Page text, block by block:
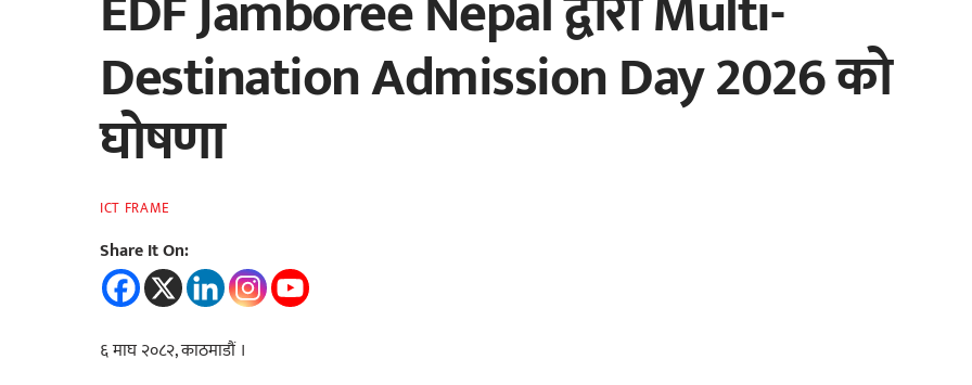
Destination Admission Day 2026 को
घोषणा
ICT FRAME
Share It On:
६ माघ २०८२, काठमाडौं ।